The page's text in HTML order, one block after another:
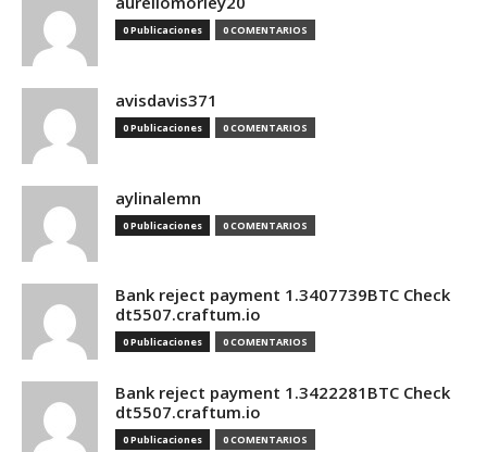
0 Publicaciones 0 COMENTARIOS
avisdavis371
0 Publicaciones 0 COMENTARIOS
aylinalemn
0 Publicaciones 0 COMENTARIOS
Bank reject payment 1.3407739BTC Check
dt5507.craftum.io
0 Publicaciones 0 COMENTARIOS
Bank reject payment 1.3422281BTC Check
dt5507.craftum.io
0 Publicaciones 0 COMENTARIOS